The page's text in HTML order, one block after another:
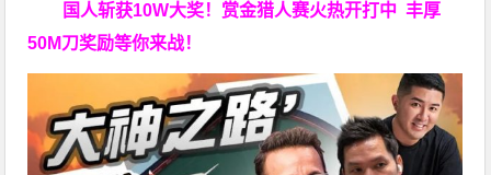
国人斩获10W大奖！ 赏金猎人赛火热开打中 丰厚
50M刀奖励等你来战！